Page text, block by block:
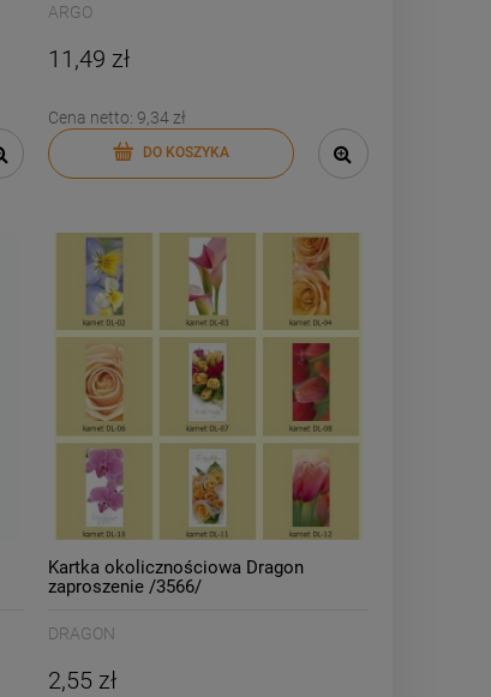
ARGO
11,49 zł
Cena netto: 9,34 zł
DO KOSZYKA
Kartka okolicznościowa Dragon
zaproszenie /3566/
DRAGON
2,55 zł